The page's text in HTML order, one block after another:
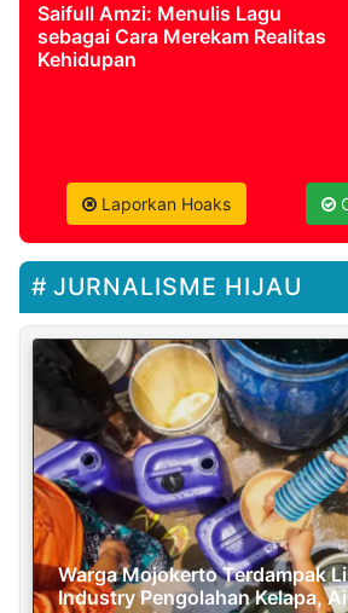
Saifull Amzi: Menulis Lagu
sebagai Cara Merekam Realitas
Kehidupan
Laporkan Hoaks
JURNALISME HIJAU
Warga Mojokerto Terdampak
Industry Pengolahan Kelapa,